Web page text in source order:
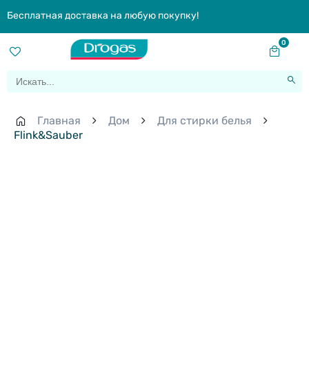
Бесплатная доставка на любую покупку!
0
Главная Дом
Для стирки белья
Flink&Sauber